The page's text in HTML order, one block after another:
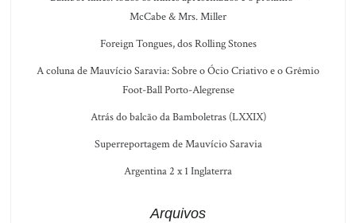
McCabe & Mrs. Miller
Foreign Tongues, dos Rolling Stones
A coluna de Mauvício Saravia: Sobre o Ócio Criativo e o Grêmio
Foot-Ball Porto-Alegrense
Atrás do balcão da Bamboletras (LXXIX)
Superreportagem de Mauvício Saravia
Argentina 2 x 1 Inglaterra
Arquivos